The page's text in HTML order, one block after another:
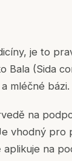
je to
Bala (Sida
mléčné bázi.
na
vhodný pro
na